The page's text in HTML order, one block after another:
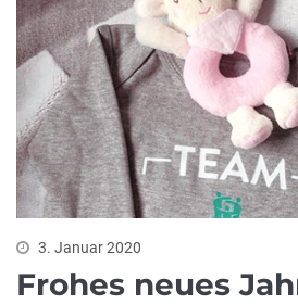
3. Januar 2020
Frohes neues